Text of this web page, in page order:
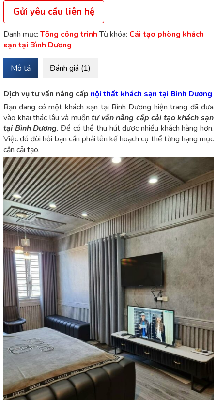
Gửi yêu cầu liên hệ
Danh mục: Tổng công trình Từ khóa: Cải tạo phòng khách
sạn tại Bình Dương
Mô tả Đánh giá (1)
Dịch vụ tư vấn nâng cấp nội thất khách sạn tại Bình Dương
Bạn đang có một khách sạn tại Bình Dương hiện trang đã đưa
vào khai thác lâu và muốntư vấn nâng cấp cải tạo khách sạn
tại Bình Dương. Để có thể thu hút được nhiều khách hàng hơn.
Việc đó đòi hỏi bạn cần phải lên kế hoạch cụ thể từng hạng mục
cần cải tạo.